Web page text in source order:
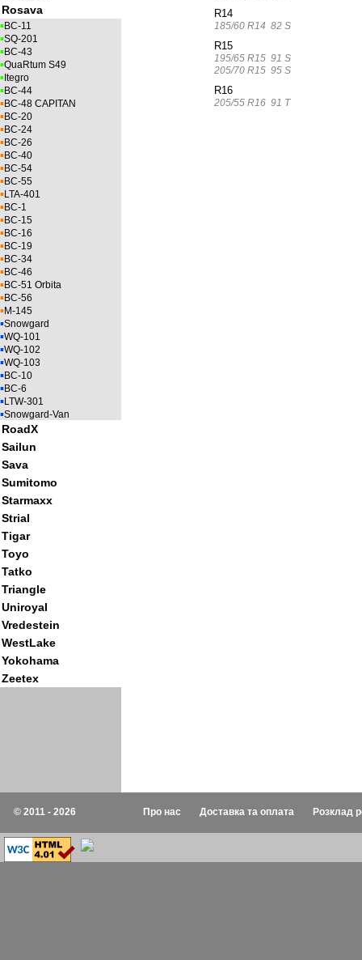
Rosava
▪BC-11
▪SQ-201
▪BC-43
▪QuaRtum S49
▪ Itegro
▪BC-44
▪BC-48 CAPITAN
▪BC-20
▪BC-24
▪BC-26
▪BC-40
▪BC-54
▪BC-55
▪LTA-401
▪BC-1
▪BC-15
▪BC-16
▪BC-19
▪BC-34
▪BC-46
▪BC-51 Orbita
▪BC-56
▪M-145
▪Snowgard
▪WQ-101
▪WQ-102
▪WQ-103
▪BC-10
▪BC-6
▪LTW-301
▪Snowgard-Van
RoadX
Sailun
Sava
Sumitomo
Starmaxx
Strial
Tigar
Toyo
Tatko
Triangle
Uniroyal
Vredestein
WestLake
Yokohama
Zeetex
R14
185/60 R14 82 S
R15
195/65 R15 91 S
205/70 R15 95 S
R16
205/55 R16 91 T
© 2011 - 2026 Про нас Доставка та оплата Розклад